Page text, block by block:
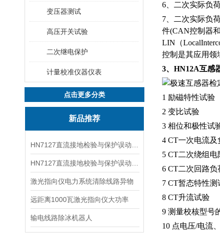
变压器测试
高压开关试验
二次继电保护
计量校准仪器仪表
点击更多分类
新品推荐
激光指向仪电力系统清除线路异物
远距离1000瓦激光指向仪大功率
输电线路除冰机器人
6、二次实际负
7、二次实际负
件(CAN控制器
LIN（
控制是其应用领
3、HN12A互感
1 励磁特性试验
2 变比试验
3 相位和极性试
4 CT一次电流
5 CT二次绕组电
6 CT二次回路负
7 CT暂态特性测
8 CT升流试验
9 测量校核型号
10 点电压/电流